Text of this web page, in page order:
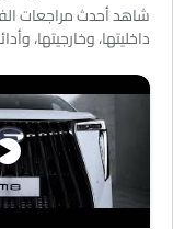
داخليتها، وخارجيتها،